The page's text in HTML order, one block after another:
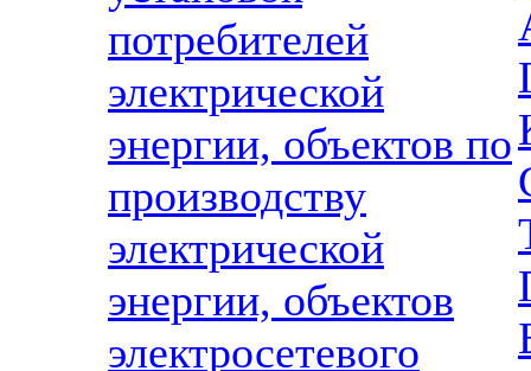
потребителей
электрической
энергии, объектов по
производству
электрической
энергии, объектов
электросетевого